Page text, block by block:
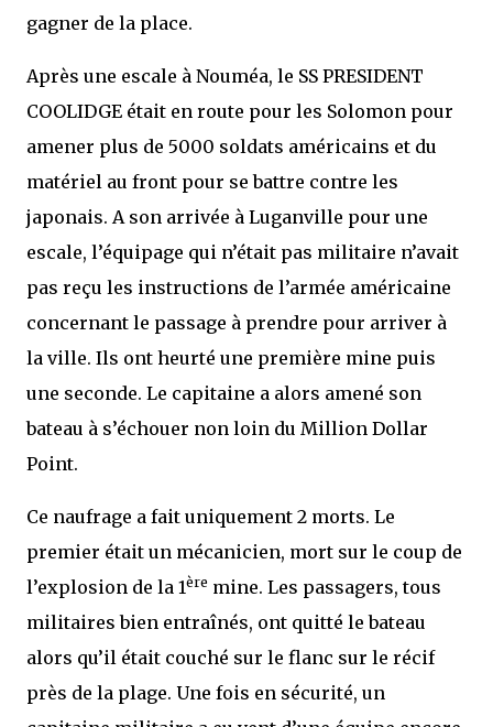
gagner de la place.
Après une escale à Nouméa, le SS PRESIDENT
COOLIDGE était en route pour les Solomon pour
amener plus de 5000 soldats américains et du
matériel au front pour se battre contre les
japonais. A son arrivée à Luganville pour une
escale, l’équipage qui n’était pas militaire n’avait
pas reçu les instructions de l’armée américaine
concernant le passage à prendre pour arriver à
la ville. Ils ont heurté une première mine puis
une seconde. Le capitaine a alors amené son
bateau à s’échouer non loin du Million Dollar
Point.
Ce naufrage a fait uniquement 2 morts. Le
premier était un mécanicien, mort sur le coup de
l’explosion de la 1ère mine. Les passagers, tous
militaires bien entraînés, ont quitté le bateau
alors qu’il était couché sur le flanc sur le récif
près de la plage. Une fois en sécurité, un